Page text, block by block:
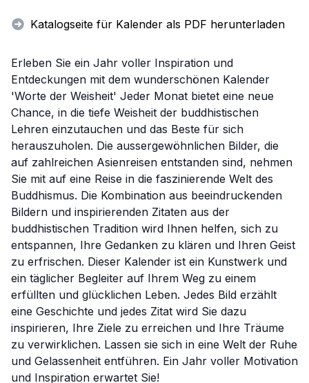
Katalogseite für Kalender als PDF herunterladen
Erleben Sie ein Jahr voller Inspiration und
Entdeckungen mit dem wunderschönen Kalender
'Worte der Weisheit' Jeder Monat bietet eine neue
Chance, in die tiefe Weisheit der buddhistischen
Lehren einzutauchen und das Beste für sich
herauszuholen. Die aussergewöhnlichen Bilder, die
auf zahlreichen Asienreisen entstanden sind, nehmen
Sie mit auf eine Reise in die faszinierende Welt des
Buddhismus. Die Kombination aus beeindruckenden
Bildern und inspirierenden Zitaten aus der
buddhistischen Tradition wird Ihnen helfen, sich zu
entspannen, Ihre Gedanken zu klären und Ihren Geist
zu erfrischen. Dieser Kalender ist ein Kunstwerk und
ein täglicher Begleiter auf Ihrem Weg zu einem
erfüllten und glücklichen Leben. Jedes Bild erzählt
eine Geschichte und jedes Zitat wird Sie dazu
inspirieren, Ihre Ziele zu erreichen und Ihre Träume
zu verwirklichen. Lassen sie sich in eine Welt der Ruhe
und Gelassenheit entführen. Ein Jahr voller Motivation
und Inspiration erwartet Sie!